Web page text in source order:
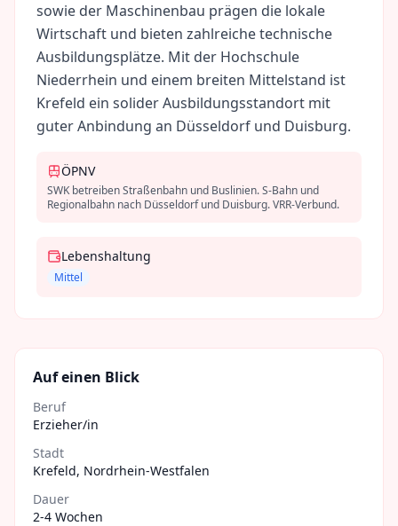
sowie der Maschinenbau prägen die lokale
Wirtschaft und bieten zahlreiche technische
Ausbildungsplätze. Mit der Hochschule
Niederrhein und einem breiten Mittelstand ist
Krefeld ein solider Ausbildungsstandort mit
guter Anbindung an Düsseldorf und Duisburg.
ÖPNV
SWK betreiben Straßenbahn und Buslinien. S-Bahn und
Regionalbahn nach Düsseldorf und Duisburg. VRR-Verbund.
Lebenshaltung
Mittel
Auf einen Blick
Beruf
Erzieher/in
Stadt
Krefeld, Nordrhein-Westfalen
Dauer
2-4 Wochen